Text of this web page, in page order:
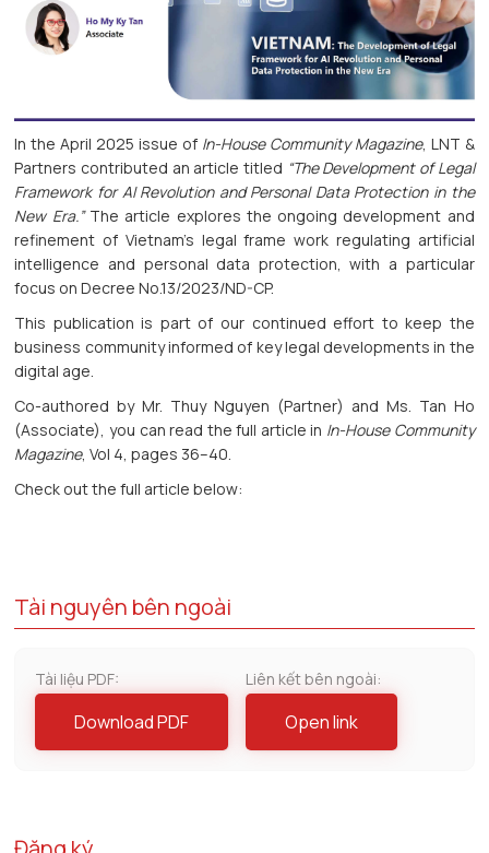
In the April 2025 issue of In-House Community Magazine, LNT &
Partners contributed an article titled “The Development of Legal
Framework for AI Revolution and Personal Data Protection in the
New Era.”The article explores the ongoing development and
refinement of Vietnam’s legal frame work regulating artificial
intelligence and personal data protection, with a particular
focus on Decree No.13/2023/ND-CP.
This publication is part of our continued effort to keep the
business community informed of key legal developments in the
digital age.
Co-authored by Mr. Thuy Nguyen (Partner) and Ms. Tan Ho
(Associate), you can read the full article in In-House Community
Magazine, Vol 4, pages 36–40.
Check out the full article below:
Tài nguyên bên ngoài
Tài liệu PDF:
Download PDF
Liên kết bên ngoài:
Open link